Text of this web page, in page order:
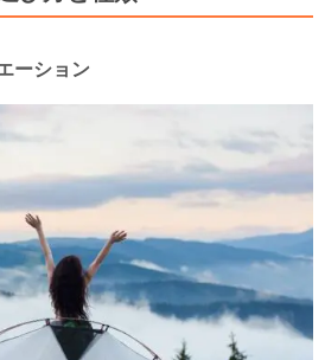
ーション